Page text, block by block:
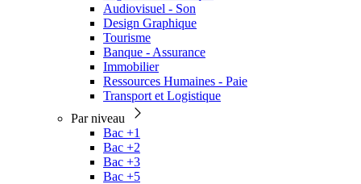
Audiovisuel - Son
Design Graphique
Tourisme
Banque - Assurance
Immobilier
Ressources Humaines - Paie
Transport et Logistique
Par niveau
Bac +1
Bac +2
Bac +3
Bac +5